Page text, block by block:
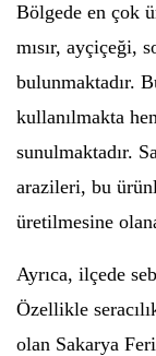
Bölgede en çok
mısır, ayçiçeği,
bulunmaktadır.
kullanılmakta
sunulmaktadır.
arazileri, bu
üretilmesine
Ayrıca, ilçede
Özellikle
olan Sakarya